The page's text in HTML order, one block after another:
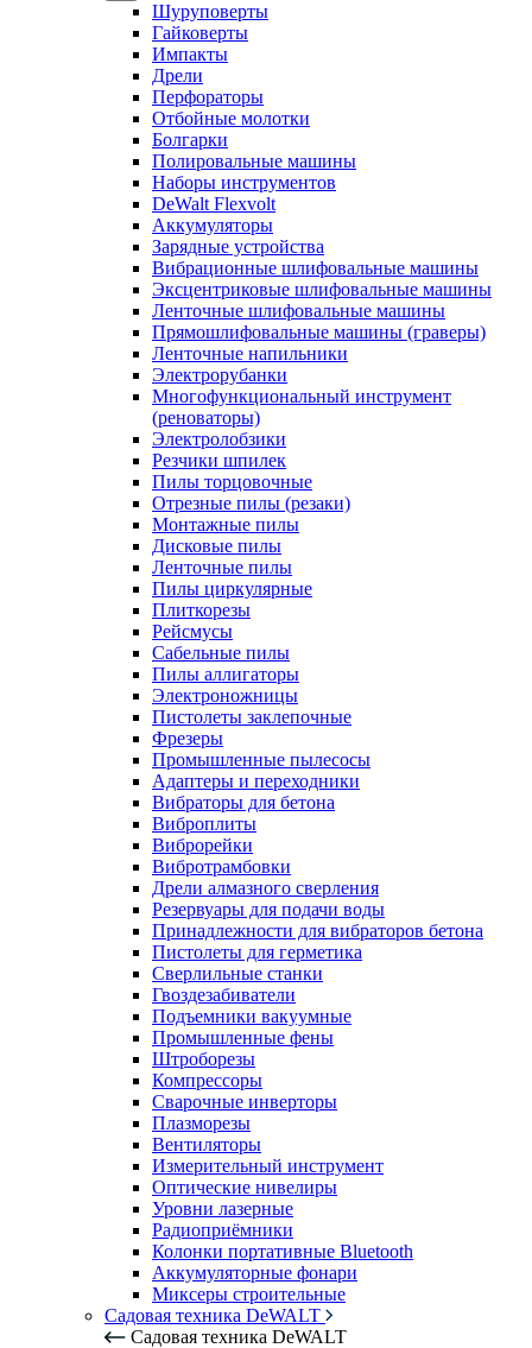
Шуруповерты
Гайковерты
Импакты
Дрели
Перфораторы
Отбойные молотки
Болгарки
Полировальные машины
Наборы инструментов
DeWalt Flexvolt
Аккумуляторы
Зарядные устройства
Вибрационные шлифовальные машины
Эксцентриковые шлифовальные машины
Ленточные шлифовальные машины
Прямошлифовальные машины (граверы)
Ленточные напильники
Электрорубанки
Многофункциональный инструмент
(реноваторы)
Электролобзики
Резчики шпилек
Пилы торцовочные
Отрезные пилы (резаки)
Монтажные пилы
Дисковые пилы
Ленточные пилы
Пилы циркулярные
Плиткорезы
Рейсмусы
Сабельные пилы
Пилы аллигаторы
Электроножницы
Пистолеты заклепочные
Фрезеры
Промышленные пылесосы
Адаптеры и переходники
Вибраторы для бетона
Виброплиты
Виброрейки
Вибротрамбовки
Дрели алмазного сверления
Резервуары для подачи воды
Принадлежности для вибраторов бетона
Пистолеты для герметика
Сверлильные станки
Гвоздезабиватели
Подъемники вакуумные
Промышленные фены
Штроборезы
Компрессоры
Сварочные инверторы
Плазморезы
Вентиляторы
Измерительный инструмент
Оптические нивелиры
Уровни лазерные
Радиоприёмники
Колонки портативные Bluetooth
Аккумуляторные фонари
Миксеры строительные
Садовая техника DeWALT
Садовая техника DeWALT